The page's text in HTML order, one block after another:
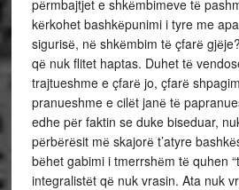
pёrmbajtjet e shkёmbimeve tё
kёrkohet bashkёpunimi i tyre me
sigurisё, nё shkёmbim tё çfarё
qё nuk flitet haptas. Duhet tё
trajtueshme e çfarё jo, çfarё
pranueshme e cilёt janё tё
edhe pёr faktin se duke biseduar,
pёrbёrёsit mё skajorё t’atyre
bёhet gabimi i tmerrshёm tё quhen
integralistёt qё nuk vrasin. Ata nuk